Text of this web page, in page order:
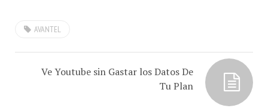
España, México, Panamá y
ofrecido del 20% del
se verá reflejado en la…
AVANTEL
Ve Youtube sin Gastar los Datos De
Tu Plan